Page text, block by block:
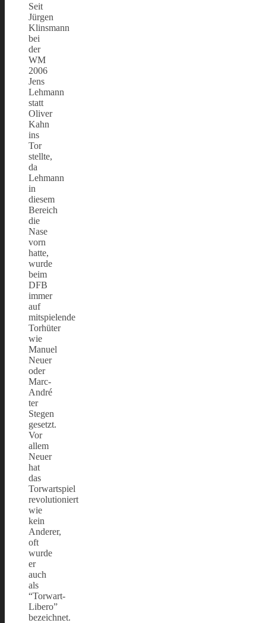
Seit
Jürgen
Klinsmann
bei
der
WM
2006
Jens
Lehmann
statt
Oliver
Kahn
ins
Tor
stellte,
da
Lehmann
in
diesem
Bereich
die
Nase
vorn
hatte,
wurde
beim
DFB
immer
auf
mitspielende
Torhüter
wie
Manuel
Neuer
oder
Marc-
André
ter
Stegen
gesetzt.
Vor
allem
Neuer
hat
das
Torwartspiel
revolutioniert
wie
kein
Anderer,
oft
wurde
er
auch
als
“Torwart-
Libero”
bezeichnet.